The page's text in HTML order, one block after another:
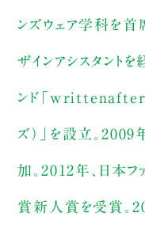
ンズウェア学科を首
ザインアシスタント
ンド「
ズ）」を設立。2009
加。2012年、日本フ
賞新人賞を受賞。